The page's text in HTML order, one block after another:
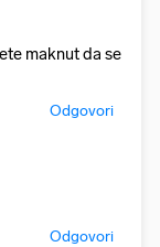
maknut da se
Odgovori
Odgovori